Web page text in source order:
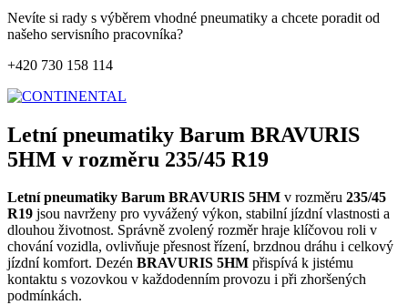
Nevíte si rady s výběrem vhodné pneumatiky a chcete poradit od
našeho servisního pracovníka?
+420 730 158 114
Letní pneumatiky Barum BRAVURIS
5HM v rozměru 235/45 R19
Letní pneumatiky Barum BRAVURIS 5HM v rozměru 235/45
R19 jsou navrženy pro vyvážený výkon, stabilní jízdní vlastnosti a
dlouhou životnost. Správně zvolený rozměr hraje klíčovou roli v
chování vozidla, ovlivňuje přesnost řízení, brzdnou dráhu i celkový
jízdní komfort. Dezén BRAVURIS 5HM přispívá k jistému
kontaktu s vozovkou v každodenním provozu i při zhoršených
podmínkách.